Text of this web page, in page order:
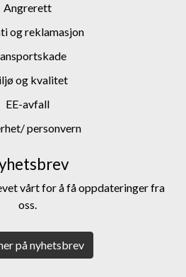
Angrerett
og reklamasjon
og kvalitet
EE-avfall
personvern
vårt for å få oppdateringer fra
oss.
på nyhetsbrev